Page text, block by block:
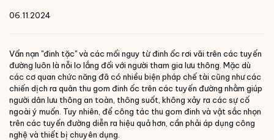
06.11.2024
Vấn nạn "đinh tặc" và các mối nguy từ đinh ốc rơi vãi trên các tuyến
đường luôn là nỗi lo lắng đối với người tham gia lưu thông. Mặc dù
các cơ quan chức năng đã có nhiều biện pháp chế tài cũng như các
chiến dịch ra quân thu gom đinh ốc trên các tuyến đường nhằm giúp
người dân lưu thông an toàn, thông suốt, không xảy ra các sự cố
ngoài ý muốn. Tuy nhiên, để công tác thu gom đinh và vật sắc nhọn
trên các tuyến đường diễn ra hiệu quả hơn, cần phải áp dụng công
nghệ và thiết bị chuyên dụng.